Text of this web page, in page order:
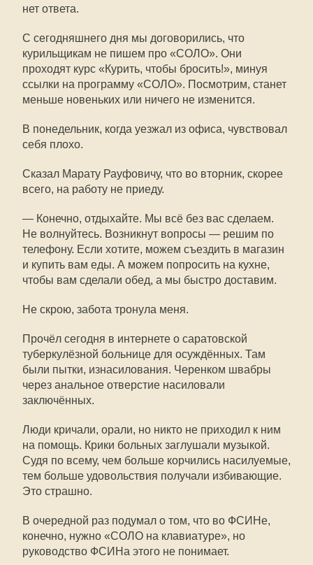
нет ответа.
С сегодняшнего дня мы договорились, что
курильщикам не пишем про «СОЛО». Они
проходят курс «Курить, чтобы бросить!», минуя
ссылки на программу «СОЛО». Посмотрим, станет
меньше новеньких или ничего не изменится.
В понедельник, когда уезжал из офиса, чувствовал
себя плохо.
Сказал Марату Рауфовичу, что во вторник, скорее
всего, на работу не приеду.
— Конечно, отдыхайте. Мы всё без вас сделаем.
Не волнуйтесь. Возникнут вопросы — решим по
телефону. Если хотите, можем съездить в магазин
и купить вам еды. А можем попросить на кухне,
чтобы вам сделали обед, а мы быстро доставим.
Не скрою, забота тронула меня.
Прочёл сегодня в интернете о саратовской
туберкулёзной больнице для осуждённых. Там
были пытки, изнасилования. Черенком швабры
через анальное отверстие насиловали
заключённых.
Люди кричали, орали, но никто не приходил к ним
на помощь. Крики больных заглушали музыкой.
Судя по всему, чем больше корчились насилуемые,
тем больше удовольствия получали избивающие.
Это страшно.
В очередной раз подумал о том, что во ФСИНе,
конечно, нужно «СОЛО на клавиатуре», но
руководство ФСИНа этого не понимает.